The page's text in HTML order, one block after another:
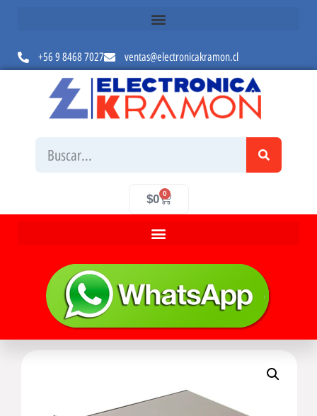
+56 9 8468 7027 ventas@electronicakramon.cl
$0 0